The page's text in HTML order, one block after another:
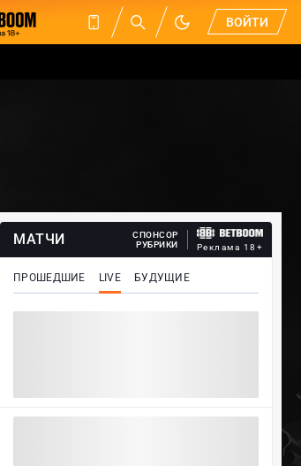
ВОЙТИ
МАТЧИ
СПОНСОР
РУБРИКИ
Реклама 18+
ПРОШЕДШИЕ LIVE БУДУЩИЕ